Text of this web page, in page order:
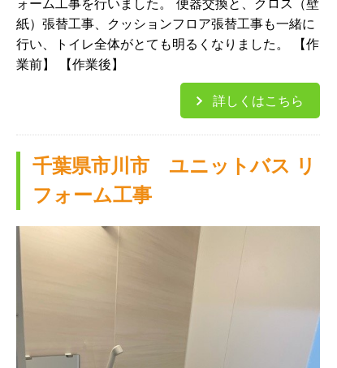
紙）張替工事、クッションフロア張替工事も一緒に
行い、トイレ全体がとても明るくなりました。 【作
業前】 【作業後】
詳しくはこちら
千葉県市川市 ユニットバス リ
フォーム工事